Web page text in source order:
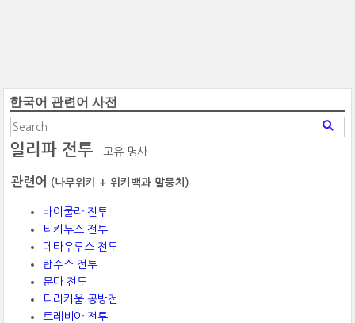
한국어 관련어 사전
일리파 전투 고유 명사
관련어 (나무위키 + 위키백과 말뭉치)
바이쿨라 전투
티키누스 전투
메타우루스 전투
탑수스 전투
문다 전투
디라키움 공방전
트레비아 전투